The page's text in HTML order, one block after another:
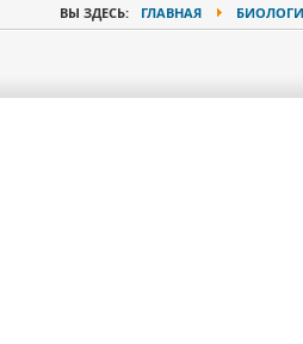
ВЫ ЗДЕСЬ: ГЛАВНАЯ